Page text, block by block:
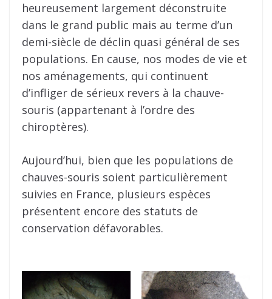
heureusement largement déconstruite
dans le grand public mais au terme d’un
demi-siècle de déclin quasi général de ses
populations. En cause, nos modes de vie et
nos aménagements, qui continuent
d’infliger de sérieux revers à la chauve-
souris (appartenant à l’ordre des
chiroptères).
Aujourd’hui, bien que les populations de
chauves-souris soient particulièrement
suivies en France, plusieurs espèces
présentent encore des statuts de
conservation défavorables.